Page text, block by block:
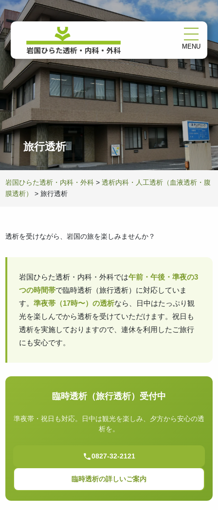
MENU
旅行透析
岩国ひらた透析・内科・外科> 透析内科・人工透析（血液透析・腹
膜透析）
> 旅行透析
透析を受けながら、岩国の旅を楽しみませんか？
岩国ひらた透析・内科・外科では午前・午後・準夜の3
つの時間帯で臨時透析（旅行透析）に対応していま
す。 準夜帯（17時〜）の透析なら、日中はたっぷり観
光を楽しんでから透析を受けていただけます。祝日も
透析を実施しておりますので、連休を利用したご旅行
にも安心です。
臨時透析（旅行透析）受付中
準夜帯・祝日も対応。日中は観光を楽しみ、夕方から安心の透
析を。
0827-32-2121
臨時透析の詳しいご案内